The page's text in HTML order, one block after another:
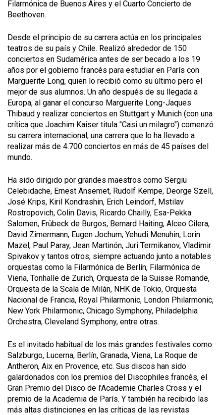
Filarmónica de Buenos Aires y el Cuarto Concierto de
Beethoven.
Desde el principio de su carrera actúa en los principales
teatros de su país y Chile. Realizó alrededor de 150
conciertos en Sudamérica antes de ser becado a los 19
años por el gobierno francés para estudiar en París con
Marguerite Long, quien lo recibió como su último pero el
mejor de sus alumnos. Un año después de su llegada a
Europa, al ganar el concurso Marguerite Long-Jaques
Thibaud y realizar conciertos en Stuttgart y Munich (con una
crítica que Joachim Kaiser titula "Casi un milagro") comenzó
su carrera internacional; una carrera que lo ha llevado a
realizar más de 4.700 conciertos en más de 45 países del
mundo.
Ha sido dirigido por grandes maestros como Sergiu
Celebidache, Ernest Ansemet, Rudolf Kempe, Deorge Szell,
José Krips, Kiril Kondrashin, Erich Leindorf, Mstilav
Rostropovich, Colin Davis, Ricardo Chailly, Esa-Pekka
Salomen, Frübeck de Burgos, Bernard Haiting, Alceo Cilera,
David Zimermann, Eugen Jochum, Yehudi Menuhin, Lorin
Mazel, Paul Paray, Jean Martinón, Juri Termikanov, Vladimir
Spivakov y tantos otros; siempre actuando junto a notables
orquestas como la Filarmónica de Berlín, Filarmónica de
Viena, Tonhalle de Zurich, Orquesta de la Suisse Romande,
Orquesta de la Scala de Milán, NHK de Tokio, Orquesta
Nacional de Francia, Royal Philarmonic, London Philarmonic,
New York Philarmonic, Chicago Symphony, Philadelphia
Orchestra, Cleveland Symphony, entre otras.
Es el invitado habitual de los más grandes festivales como
Salzburgo, Lucerna, Berlín, Granada, Viena, La Roque de
Antheron, Aix en Provence, etc. Sus discos han sido
galardonados con los premios del Discophiles francés, el
Gran Premio del Disco de l'Academie Charles Cross y el
premio de la Academia de París. Y también ha recibido las
más altas distinciones en las críticas de las revistas